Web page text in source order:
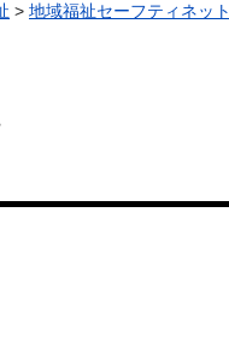
> 地域福祉セーフティネット